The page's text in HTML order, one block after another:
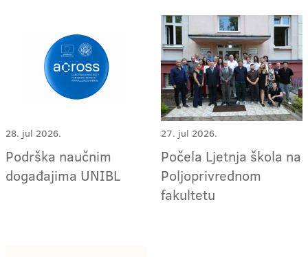
28. jul 2026.
Podrška naučnim
događajima UNIBL
27. jul 2026.
Počela Ljetnja škola na
Poljoprivrednom
fakultetu